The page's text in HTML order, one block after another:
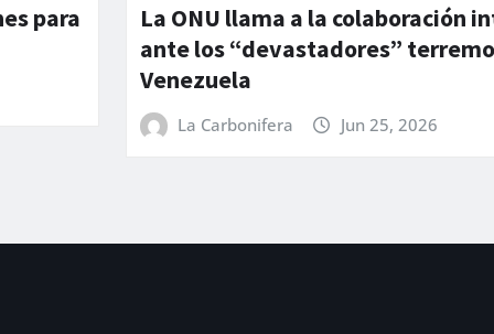
internacional
en
Aumentan a 164 los
los heridos por el doble
Venezuela
La Carbonifera Jun 25,